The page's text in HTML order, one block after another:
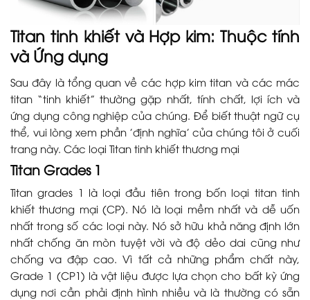
Titan tinh khiết và Hợp kim: Thuộc tính
và Ứng dụng
Sau đây là tổng quan về các hợp kim titan và các mác
titan “tinh khiết” thường gặp nhất, tính chất, lợi ích và
ứng dụng công nghiệp của chúng. Để biết thuật ngữ cụ
thể, vui lòng xem phần 'định nghĩa' của chúng tôi ở cuối
trang này. Các loại Titan tinh khiết thương mại
Titan Grades 1
Titan grades 1 là loại đầu tiên trong bốn loại titan tinh
khiết thương mại (CP). Nó là loại mềm nhất và dễ uốn
nhất trong số các loại này. Nó sở hữu khả năng định lớn
nhất chống ăn mòn tuyệt vời và độ dẻo dai cũng như
chống va đập cao. Vì tất cả những phẩm chất này,
Grade 1 (CP1) là vật liệu được lựa chọn cho bất kỳ ứng
dụng nơi cần phải định hình nhiều và là thường có sẵn